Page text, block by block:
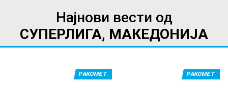
Најнови вести од
СУПЕРЛИГА, МАКЕДОНИЈА
РАКОМЕТ РАКОМЕТ